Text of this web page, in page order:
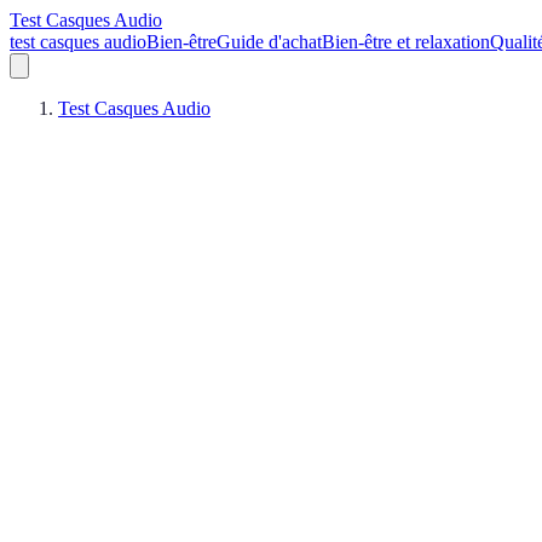
Test Casques Audio
test casques audioBien-êtreGuide d'achatBien-être et relaxation
Test Casques Audio